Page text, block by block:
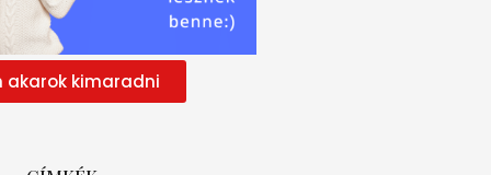
akarok kimaradni